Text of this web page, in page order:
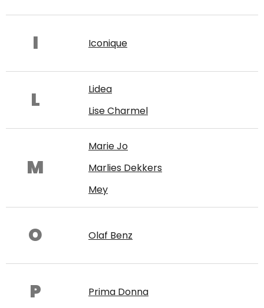
I Iconique
L
Lidea
Lise Charmel
M
Marie Jo
Marlies Dekkers
Mey
O Olaf Benz
P Prima Donna